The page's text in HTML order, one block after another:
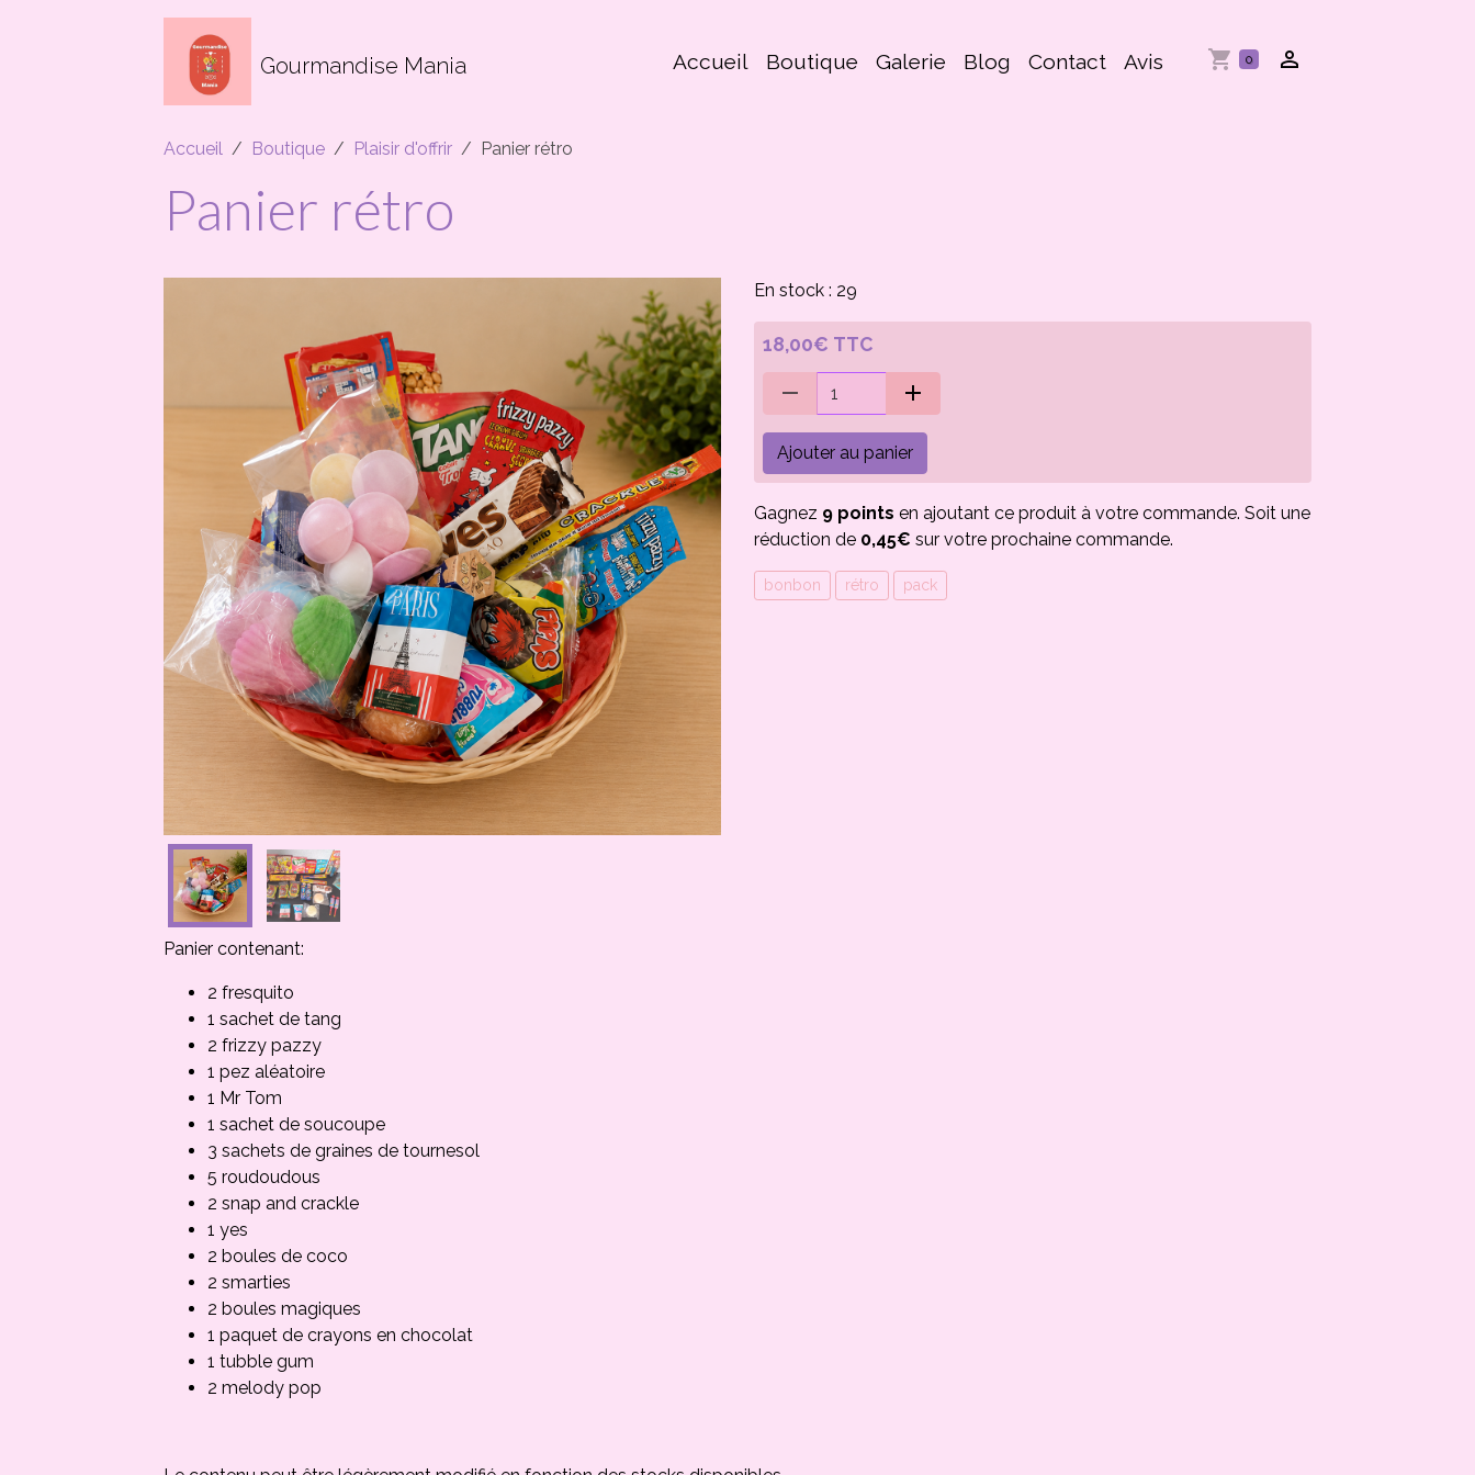
Gourmandise Mania Accueil Boutique Galerie Blog Contact Avis 0
Accueil Boutique Plaisir d'offrir Panier rétro
Panier rétro
En stock : 29
18,00€ TTC
Ajouter au panier
Gagnez 9 points en ajoutant ce produit à votre commande. Soit une
réduction de 0,45€ sur votre prochaine commande.
bonbon rétro pack
Panier contenant:
2 fresquito
1 sachet de tang
2 frizzy pazzy
1 pez aléatoire
1 Mr Tom
1 sachet de soucoupe
3 sachets de graines de tournesol
5 roudoudous
2 snap and crackle
1 yes
2 boules de coco
2 smarties
2 boules magiques
1 paquet de crayons en chocolat
1 tubble gum
2 melody pop